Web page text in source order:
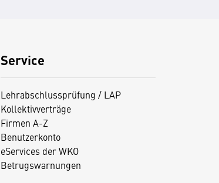
Service
Lehrabschlussprüfung / LAP
Kollektivverträge
Firmen A-Z
Benutzerkonto
eServices der WKO
Betrugswarnungen